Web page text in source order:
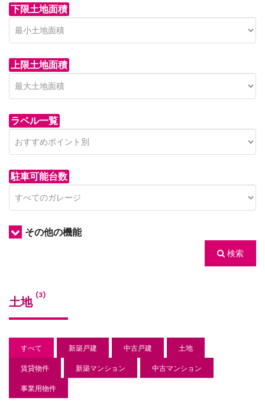
下限土地面積
上限土地面積
ラベル一覧
駐車可能台数
その他の機能
検索
土地 (3)
すべて 新築戸建 中古戸建
土地
賃貸物件
新築マンション
中古マンション
事業用物件
Price on call
top-